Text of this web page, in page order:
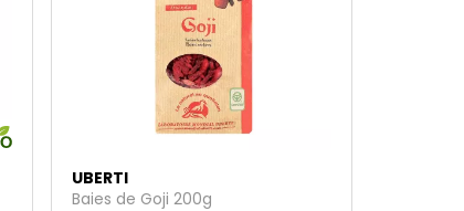
UBERTI
Baies de Goji 200g